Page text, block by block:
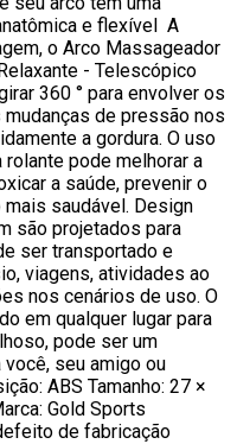
e flexível A
o Arco Massageador
- Telescópico
360 ° para envolver os
de pressão nos
a gordura. O uso
pode melhorar a
a saúde, prevenir o
saudável. Design
são projetados para
ser transportado e
viagens, atividades ao
nos cenários de uso. O
em qualquer lugar para
pode ser um
seu amigo ou
ABS Tamanho: 27 ×
Gold Sports
de fabricação